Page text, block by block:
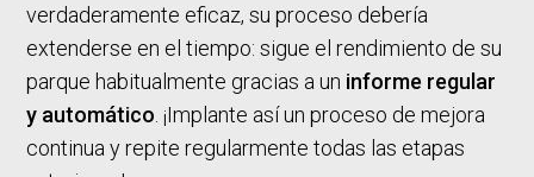
verdaderamente eficaz, su proceso debería
extenderse en el tiempo: sigue el rendimiento de su
parque habitualmente gracias a un informe regular
y automático . ¡Implante así un proceso de mejora
continua y repite regularmente todas las etapas